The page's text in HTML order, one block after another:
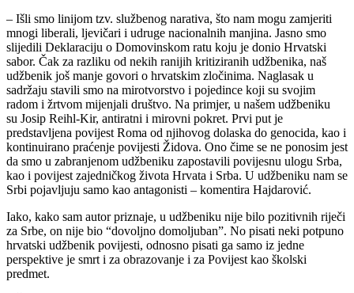
– Išli smo linijom tzv. službenog narativa, što nam mogu zamjeriti
mnogi liberali, ljevičari i udruge nacionalnih manjina. Jasno smo
slijedili Deklaraciju o Domovinskom ratu koju je donio Hrvatski
sabor. Čak za razliku od nekih ranijih kritiziranih udžbenika, naš
udžbenik još manje govori o hrvatskim zločinima. Naglasak u
sadržaju stavili smo na mirotvorstvo i pojedince koji su svojim
radom i žrtvom mijenjali društvo. Na primjer, u našem udžbeniku
su Josip Reihl-Kir, antiratni i mirovni pokret. Prvi put je
predstavljena povijest Roma od njihovog dolaska do genocida, kao i
kontinuirano praćenje povijesti Židova. Ono čime se ne ponosim jest
da smo u zabranjenom udžbeniku zapostavili povijesnu ulogu Srba,
kao i povijest zajedničkog života Hrvata i Srba. U udžbeniku nam se
Srbi pojavljuju samo kao antagonisti – komentira Hajdarović.
Iako, kako sam autor priznaje, u udžbeniku nije bilo pozitivnih riječi
za Srbe, on nije bio “dovoljno domoljuban”. No pisati neki potpuno
hrvatski udžbenik povijesti, odnosno pisati ga samo iz jedne
perspektive je smrt i za obrazovanje i za Povijest kao školski
predmet.